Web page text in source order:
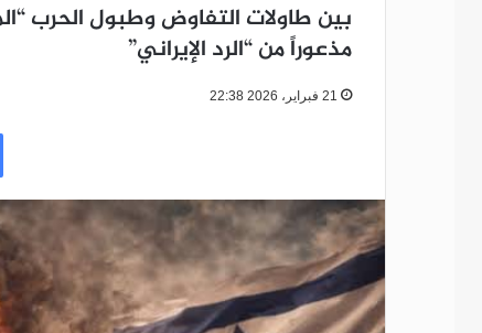
بين طاولات التفاوض وطبول الحرب
مذعوراً من “الرد الإيراني”
21 فبراير، 2026 22:38